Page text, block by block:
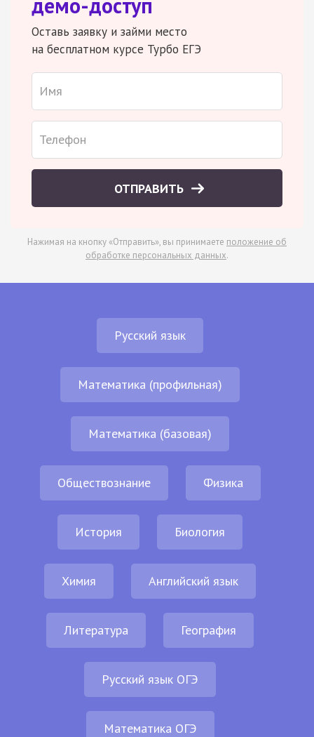
Оставь заявку и займи место
на бесплатном курсе Турбо ЕГЭ
ОТПРАВИТЬ
Нажимая на кнопку «Отправить», вы принимаете положение об
обработке персональных данных.
Русский язык
Математика (профильная)
Математика (базовая)
Обществознание Физика
История Биология
Химия Английский язык
Литература География
Русский язык ОГЭ
Математика ОГЭ